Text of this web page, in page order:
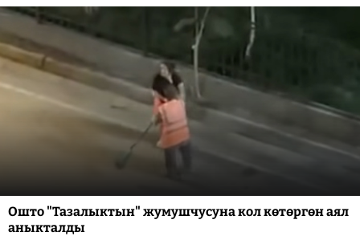
Ошто "Тазалыктын" жумушчусуна кол көтөргөн аял
аныкталды